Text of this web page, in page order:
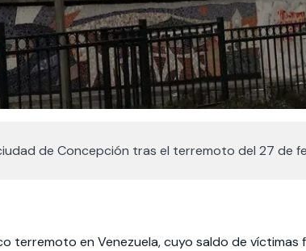
de Concepción tras el terremoto del 27 de
terremoto en Venezuela, cuyo saldo de víctimas